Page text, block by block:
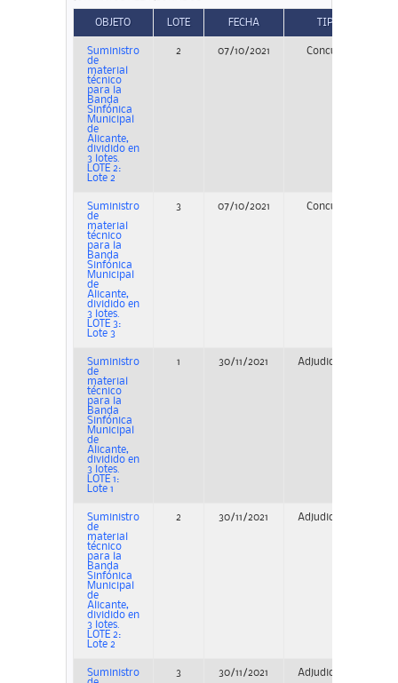
OBJETO LOTE FECHA TIPO
Suministro
de
material
técnico
para la
Banda
Sinfónica
Municipal
de
Alicante,
dividido en
3 lotes.
LOTE 2:
Lote 2
2 07/10/2021 Concurso
Suministro
de
material
técnico
para la
Banda
Sinfónica
Municipal
de
Alicante,
dividido en
3 lotes.
LOTE 3:
Lote 3
3 07/10/2021 Concurso
Suministro
de
material
técnico
para la
Banda
Sinfónica
Municipal
de
Alicante,
dividido en
3 lotes.
LOTE 1:
Lote 1
1 30/11/2021 Adjudicación
Suministro
de
material
técnico
para la
Banda
Sinfónica
Municipal
de
Alicante,
dividido en
3 lotes.
LOTE 2:
Lote 2
2 30/11/2021 Adjudicación
Suministro
3 30/11/2021 Adjudicación